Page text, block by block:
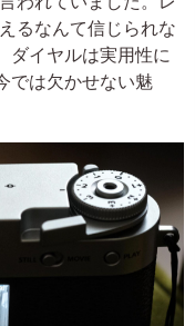
るなんて信じられな
ダイヤルは実用性に
では欠かせない魅